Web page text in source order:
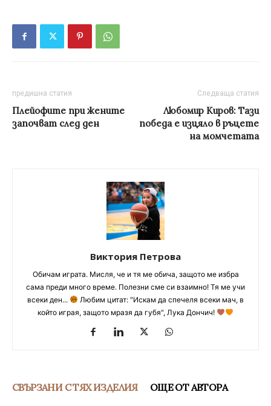
предишна статия
Плейофите при жените
започват след ден
Следваща статия
Любомир Киров: Тази
победа е изцяло в ръцете
на момчетата
Виктория Петрова
Обичам играта. Мисля, че и тя ме обича, защото ме избра
сама преди много време. Полезни сме си взаимно! Тя ме учи
всеки ден...
Любим цитат: "Искам да спечеля всеки мач, в
който играя, защото мразя да губя", Лука Дончич!
СВЪРЗАНИ С ТЯХ ИЗДЕЛИЯ ОЩЕ ОТ АВТОРА